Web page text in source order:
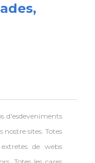
d'esdeveniments
nostre sites. Totes
de webs